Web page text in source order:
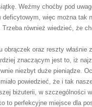
Weźmy choćby pod
więc można tak
również wiedzieć, że
oraz reszty właśnie
znaczącym jest to, iż
niezbyt duże pieniądze.
powiedzieć, że i tak
biżuterii, w szczególności
to perfekcyjne miejsce dla